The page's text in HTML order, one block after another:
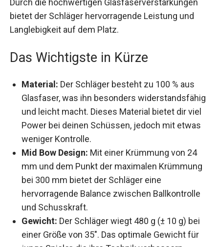
bietet der Schläger hervorragende Leistung und
Langlebigkeit auf dem Platz.
Das Wichtigste in Kürze
Glasfaser, was ihn besonders
widerstandsfähig und leicht macht. Dieses
Material bietet dir viel Power bei deinen
Schüssen, jedoch mit etwas weniger
Kontrolle.
Mid Bow Design: Mit einer Krümmung von 24
mm und dem Punkt der maximalen
Krümmung bei 300 mm bietet der Schläger
eine hervorragende Balance zwischen
Ballkontrolle und Schusskraft.
Gewicht: Der Schläger wiegt 480 g (± 10 g) bei
einer Größe von 35″. Das optimale Gewicht für